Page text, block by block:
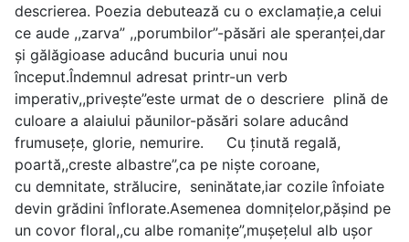
descrierea. Poezia debutează cu o exclamație,a celui
ce aude ,,zarva” ,,porumbilor”-păsări ale speranței,dar
și gălăgioase aducând bucuria unui nou
început.Îndemnul adresat printr-un verb
imperativ,,privește”este urmat de o descriere plină de
culoare a alaiului păunilor-păsări solare aducând
frumuseţe, glorie, nemurire. Cu ținută regală,
poartă,,creste albastre”,ca pe niște coroane,
cu demnitate, strălucire, seninătate,iar cozile înfoiate
devin grădini înflorate.Asemenea domnițelor,pășind pe
un covor floral,,cu albe romanițe”,mușețelul alb ușor